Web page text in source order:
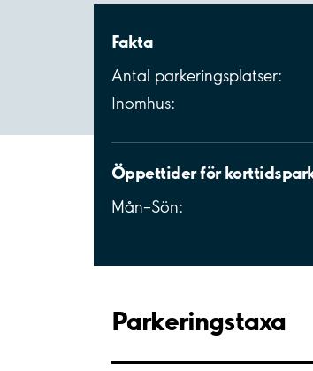
Fakta
Antal parkeringsplatser:
Inomhus:
Öppettider för
Mån–Sön:
Parkeringstaxa